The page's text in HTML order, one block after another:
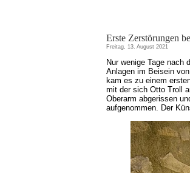
Erste Zerstörungen
Freitag, 13. August 2021
Nur wenige Tage nach
Anlagen im Beisein
kam es zu einem
mit der sich Otto Troll
Oberarm abgerissen
aufgenommen. Der